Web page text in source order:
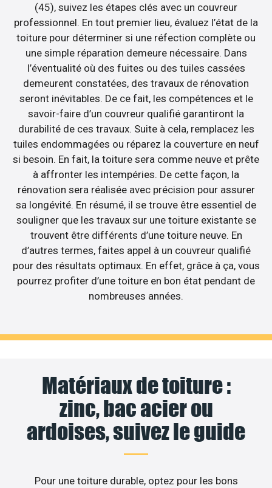
(45), suivez les étapes clés avec un couvreur
professionnel. En tout premier lieu, évaluez l’état de la
toiture pour déterminer si une réfection complète ou
une simple réparation demeure nécessaire. Dans
l’éventualité où des fuites ou des tuiles cassées
demeurent constatées, des travaux de rénovation
seront inévitables. De ce fait, les compétences et le
savoir-faire d’un couvreur qualifié garantiront la
durabilité de ces travaux. Suite à cela, remplacez les
tuiles endommagées ou réparez la couverture en neuf
si besoin. En fait, la toiture sera comme neuve et prête
à affronter les intempéries. De cette façon, la
rénovation sera réalisée avec précision pour assurer
sa longévité. En résumé, il se trouve être essentiel de
souligner que les travaux sur une toiture existante se
trouvent être différents d’une toiture neuve. En
d’autres termes, faites appel à un couvreur qualifié
pour des résultats optimaux. En effet, grâce à ça, vous
pourrez profiter d’une toiture en bon état pendant de
nombreuses années.
Matériaux de toiture :
zinc, bac acier ou
ardoises, suivez le guide
Pour une toiture durable, optez pour les bons